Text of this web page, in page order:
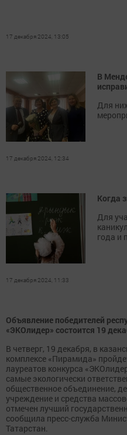
17 декабря 2024, 13:05
В
Для
17 декабря 2024, 12:34
Когда
Для
года и
17 декабря 2024, 11:33
Объявление победителей
«ЭКОлидер» состоится 19
В четверг, 19 декабря, в
комплексе «Пирамида»
лауреатов конкурса
самые экологически
общественное объединение,
учреждение и средства
отмечен лучший
сообщила пресс-служба
Татарстан.